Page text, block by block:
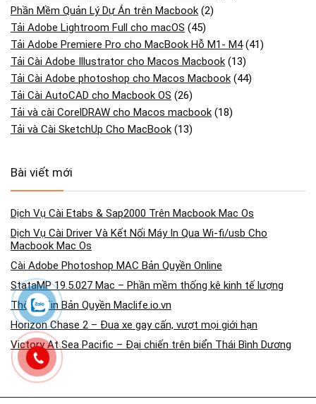
Phần Mềm Quản Lý Dự Án trên Macbook (2)
Tải Adobe Lightroom Full cho macOS (45)
Tải Adobe Premiere Pro cho MacBook Hỗ M1- M4(41)
Tải Cài Adobe Illustrator cho Macos Macbook (13)
Tải Cài Adobe photoshop cho Macos Macbook (44)
Tải Cài AutoCAD cho Macbook OS (26)
Tải và cài CorelDRAW cho Macos macbook (18)
Tải và Cài SketchUp Cho MacBook (13)
Bài viết mới
Dịch Vụ Cài Etabs & Sap2000 Trên Macbook Mac Os
Dịch Vụ Cài Driver Và Kết Nối Máy In Qua Wi-fi/usb Cho
Macbook Mac Os
Cài Adobe Photoshop MAC Bản Quyền Online
StataMP 19.5.027 Mac – Phần mềm thống kê kinh tế lượng
Thông Tin Bản Quyền Maclife.io.vn
Horizon Chase 2 – Đua xe gay cấn, vượt mọi giới hạn
Victory At Sea Pacific – Đại chiến trên biển Thái Bình Dương